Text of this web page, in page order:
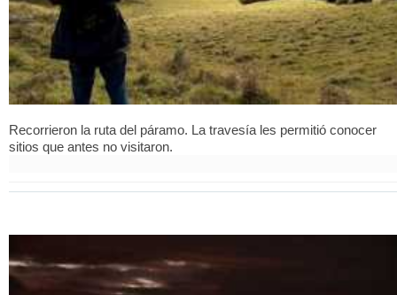
Recorrieron la ruta del páramo. La travesía les permitió conocer
sitios que antes no visitaron.